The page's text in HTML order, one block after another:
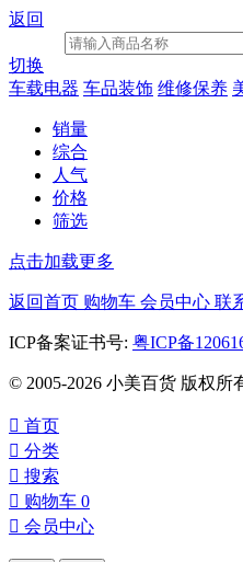
返回
切换
车载电器 车品装饰 维修保养
销量
综合
人气
价格
筛选
点击加载更多
返回首页 购物车 会员中心 联
ICP备案证书号: 粤ICP备
© 2005-2026 小美百货 版权所
 首页
 分类
 搜索
 购物车 0
 会员中心